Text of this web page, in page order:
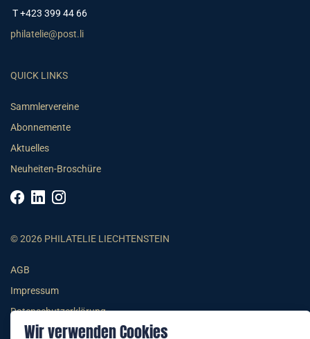
Wir verwenden Cookies
T +423 399 44 66
philatelie@post.li
QUICK LINKS
Sammlervereine
Abonnemente
Aktuelles
Neuheiten-Broschüre
© 2026 PHILATELIE LIECHTENSTEIN
AGB
Impressum
Datenschutzerklärung